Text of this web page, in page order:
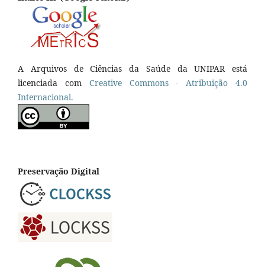
A Arquivos de Ciências da Saúde da UNIPAR está
licenciada com Creative Commons - Atribuição 4.0
Internacional.
Preservação Digital